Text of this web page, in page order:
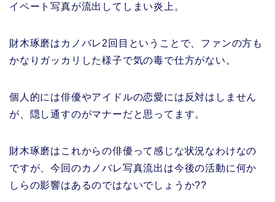
イペート写真が流出してしまい炎上。
財木琢磨はカノバレ2回目ということで、ファンの方も
かなりガッカリした様子で気の毒で仕方がない。
個人的には俳優やアイドルの恋愛には反対はしません
が、隠し通すのがマナーだと思ってます。
財木琢磨はこれからの俳優って感じな状況なわけなの
ですが、今回のカノバレ写真流出は今後の活動に何か
しらの影響はあるのではないでしょうか??